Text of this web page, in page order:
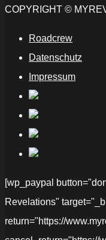
COPYRIGHT ©
Roadcrew
Datenschutz
Impressum
[wp_paypal
Revelations"
return="https://